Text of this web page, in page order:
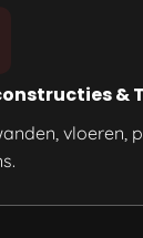
&
vloeren,